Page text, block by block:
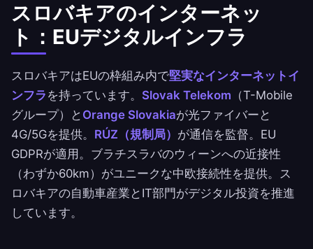
スロバキアのインターネッ
ト：EUデジタルインフラ
スロバキアはEUの枠組み内で堅実なインターネットイ
ンフラ を持っています。 Slovak Telekom （T-Mobile
グループ）と Orange Slovakiaが光ファイバーと
4G/5Gを提供。 RÚZ（規制局） が通信を監督。EU
GDPRが適用。ブラチスラバのウィーンへの近接性
（わずか60km）がユニークな中欧接続性を提供。ス
ロバキアの自動車産業とIT部門がデジタル投資を推進
しています。